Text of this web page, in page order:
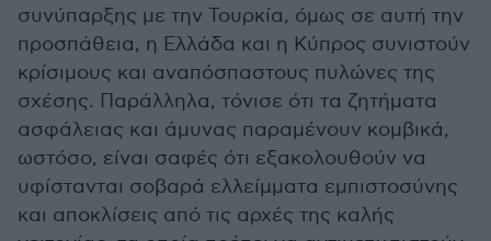
συνύπαρξης με την Τουρκία, όμως σε αυτή την
προσπάθεια, η Ελλάδα και η Κύπρος συνιστούν
κρίσιμους και αναπόσπαστους πυλώνες της
σχέσης. Παράλληλα, τόνισε ότι τα ζητήματα
ασφάλειας και άμυνας παραμένουν κομβικά,
ωστόσο, είναι σαφές ότι εξακολουθούν να
υφίστανται σοβαρά ελλείμματα εμπιστοσύνης
και αποκλίσεις από τις αρχές της καλής